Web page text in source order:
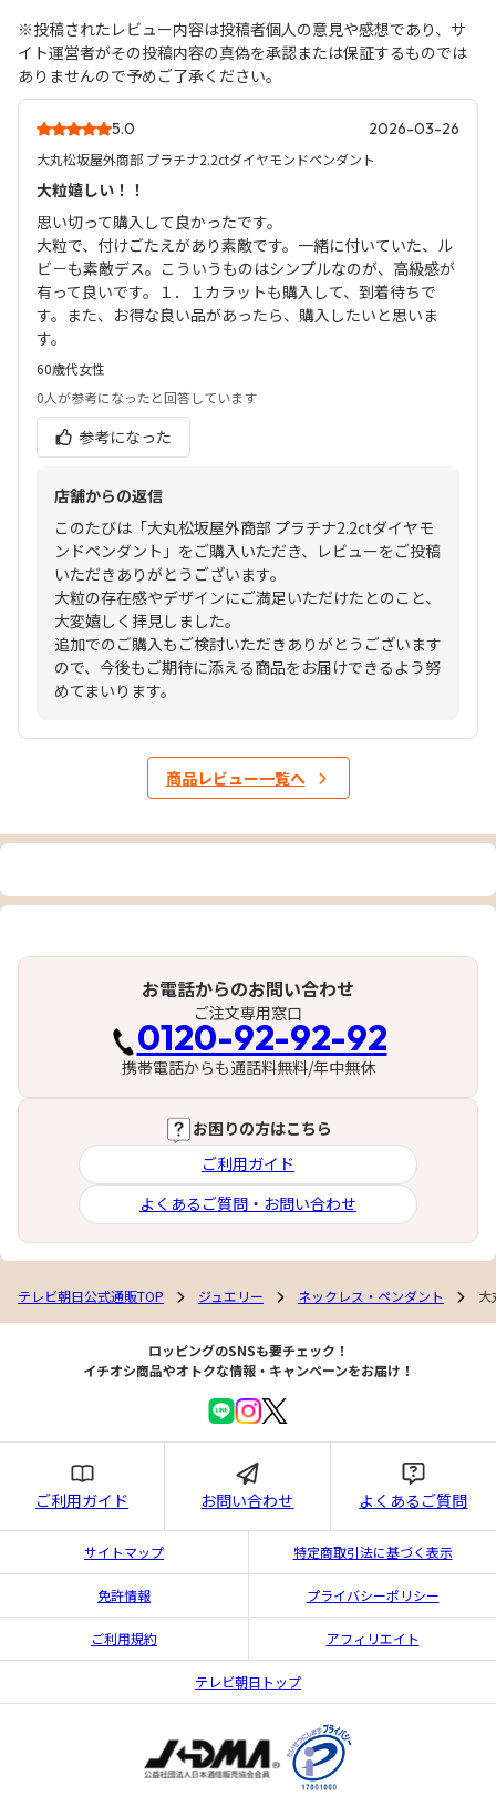
※投稿されたレビュー内容は投稿者個人の意見や感想であり、サ
イト運営者がその投稿内容の真偽を承認または保証するものでは
ありませんので予めご了承ください。
5.0 2026-03-26
大丸松坂屋外商部 プラチナ2.2ctダイヤモンドペンダント
大粒嬉しい！！
思い切って購入して良かったです。
大粒で、付けごたえがあり素敵です。一緒に付いていた、ル
ビ－も素敵デス。こういうものはシンプルなのが、高級感が
有って良いです。１．１カラットも購入して、到着待ちで
す。また、お得な良い品があったら、購入したいと思いま
す。
60歳代女性
0人が参考になったと回答しています
参考になった
店舗からの返信
このたびは「大丸松坂屋外商部 プラチナ2.2ctダイヤモ
ンドペンダント」をご購入いただき、レビューをご投稿
いただきありがとうございます。
大粒の存在感やデザインにご満足いただけたとのこと、
大変嬉しく拝見しました。
追加でのご購入もご検討いただきありがとうございます
ので、今後もご期待に添える商品をお届けできるよう努
めてまいります。
商品レビュー一覧へ
お電話からのお問い合わせ
ご注文専用窓口
0120-92-92-92
携帯電話からも通話料無料/年中無休
お困りの方はこちら
ご利用ガイド
よくあるご質問・お問い合わせ
テレビ朝日公式通販TOP ジュエリー ネックレス・ペンダント 大
ロッピングのSNSも要チェック！
イチオシ商品やオトクな情報・キャンペーンをお届け！
ご利用ガイド お問い合わせ よくあるご質問
サイトマップ 特定商取引法に基づく表示
免許情報 プライバシーポリシー
ご利用規約 アフィリエイト
テレビ朝日トップ